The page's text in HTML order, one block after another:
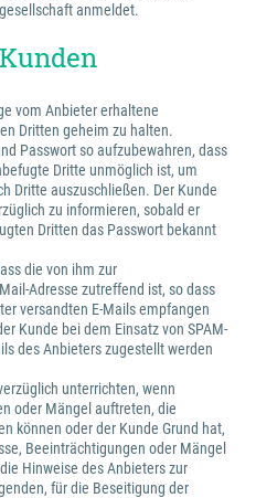
anmeldet.
vom Anbieter erhaltene
Dritten geheim zu halten.
Passwort so aufzubewahren, dass
Dritte unmöglich ist, um
Dritte auszuschließen. Der Kunde
zu informieren, sobald er
Dritten das Passwort bekannt
die von ihm zur
Adresse zutreffend ist, so dass
versandten E-Mails empfangen
Kunde bei dem Einsatz von SPAM-
des Anbieters zugestellt werden
unterrichten, wenn
oder Mängel auftreten, die
können oder der Kunde Grund hat,
Beeinträchtigungen oder Mängel
Hinweise des Anbieters zur
für die Beseitigung der